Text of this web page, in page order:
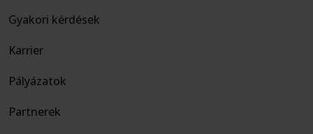
Gyakori kérdések
Karrier
Pályázatok
Partnerek